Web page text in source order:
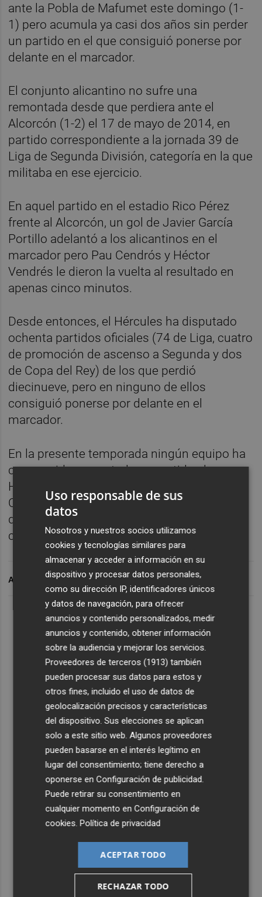
ante la Pobla de Mafumet este domingo (1-
1) pero acumula ya casi dos años sin perder
un partido en el que consiguió ponerse por
delante en el marcador.
El conjunto alicantino no sufre una
remontada desde que perdiera ante el
Alcorcón (1-2) el 17 de mayo de 2014, en
partido correspondiente a la jornada 39 de
Liga de Segunda División, categoría en la que
militaba en ese ejercicio.
En aquel partido en el estadio Rico Pérez
frente al Alcorcón, un gol de Javier García
Portillo adelantó a los alicantinos en el
marcador pero Pau Cendrós y Héctor
Vendrés le dieron la vuelta al resultado en
apenas cinco minutos.
Desde entonces, el Hércules ha disputado
ochenta partidos oficiales (74 de Liga, cuatro
de promoción de ascenso a Segunda y dos
de Copa del Rey) de los que perdió
diecinueve, pero en ninguno de ellos
consiguió ponerse por delante en el
marcador.
En la presente temporada ningún equipo ha
conseguido remontarle un partido al
Hércules y, como mucho, Olímpic de Xàtiva,
Cornellà, Llosetense y Pobla de Mafumet, en
dos ocasiones, evitaron la derrota y
consiguieron empatar el encuentro.
ARCHIVADO EN
Uso responsable de sus
datos
Nosotros y nuestros socios utilizamos
cookies y tecnologías similares para
almacenar y acceder a información en su
dispositivo y procesar datos personales,
como su dirección IP, identificadores únicos
y datos de navegación, para ofrecer
anuncios y contenido personalizados, medir
anuncios y contenido, obtener información
sobre la audiencia y mejorar los servicios.
Proveedores de terceros (1913) también
pueden procesar sus datos para estos y
otros fines, incluido el uso de datos de
geolocalización precisos y características
del dispositivo. Sus elecciones se aplican
solo a este sitio web. Algunos proveedores
pueden basarse en el interés legítimo en
lugar del consentimiento; tiene derecho a
oponerse enConfiguración de publicidad
Puede retirar su consentimiento en
cualquier momento enConfiguración de
cookies .Política de privacidad
ACEPTAR TODO
RECHAZAR TODO